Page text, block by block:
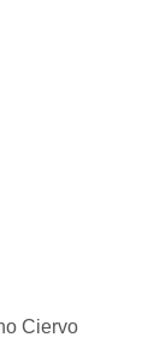
Ciervo